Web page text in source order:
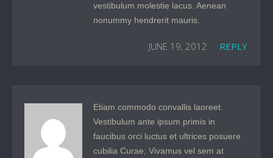
vestibulum molestie lacus. Aenean
nonummy hendrerit mauris.
REPLY
JUNE 19, 2012
Etiam commodo convallis laoreet.
Vestibulum ante ipsum primis in
faucibus orci luctus et ultrices posuere
cubilia Curae; Vivamus vel sem at